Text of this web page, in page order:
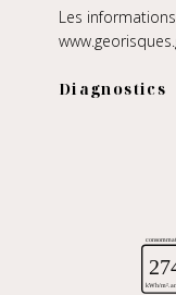
Les
Diagnostics